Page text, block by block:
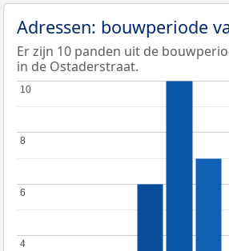
Adressen: bouwperiode
Er zijn 10 panden uit de
in de Ostaderstraat.
4
4
6
6
8
8
10
10